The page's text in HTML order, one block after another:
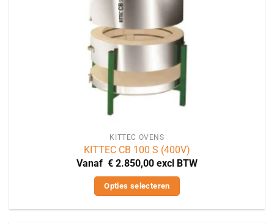
productpagina
KITTEC OVENS
KITTEC CB 100 S (400V)
Vanaf € 2.850,00 excl BTW
Opties selecteren